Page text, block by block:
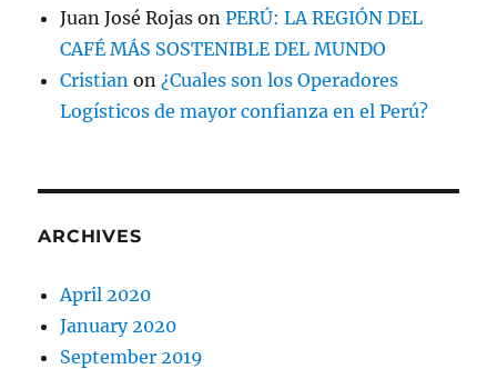
Juan José Rojas onPERÚ: LA REGIÓN DEL
CAFÉ MÁS SOSTENIBLE DEL MUNDO
Cristian on¿Cuales son los Operadores
Logísticos de mayor confianza en el Perú?
ARCHIVES
April 2020
January 2020
September 2019